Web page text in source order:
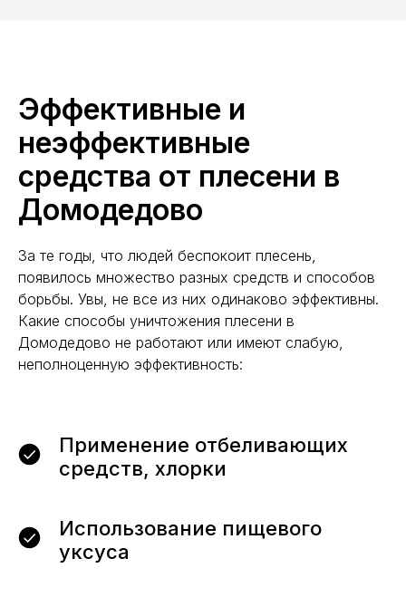
Эффективные и
неэффективные
средства от плесени в
Домодедово
За те годы, что людей беспокоит плесень,
появилось множество разных средств и способов
борьбы. Увы, не все из них одинаково эффективны.
Какие способы уничтожения плесени в
Домодедово не работают или имеют слабую,
неполноценную эффективность:
Применение отбеливающих
средств, хлорки
Использование пищевого
уксуса